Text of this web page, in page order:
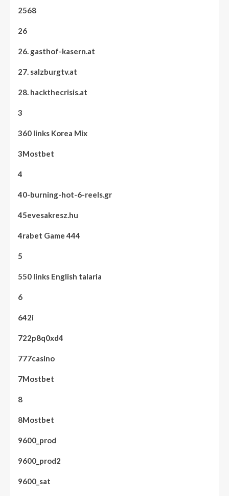
2568
26
26. gasthof-kasern.at
27. salzburgtv.at
28. hackthecrisis.at
3
360 links Korea Mix
3Mostbet
4
40-burning-hot-6-reels.gr
45evesakresz.hu
4rabet Game 444
5
550 links English talaria
6
642i
722p8q0xd4
777casino
7Mostbet
8
8Mostbet
9600_prod
9600_prod2
9600_sat